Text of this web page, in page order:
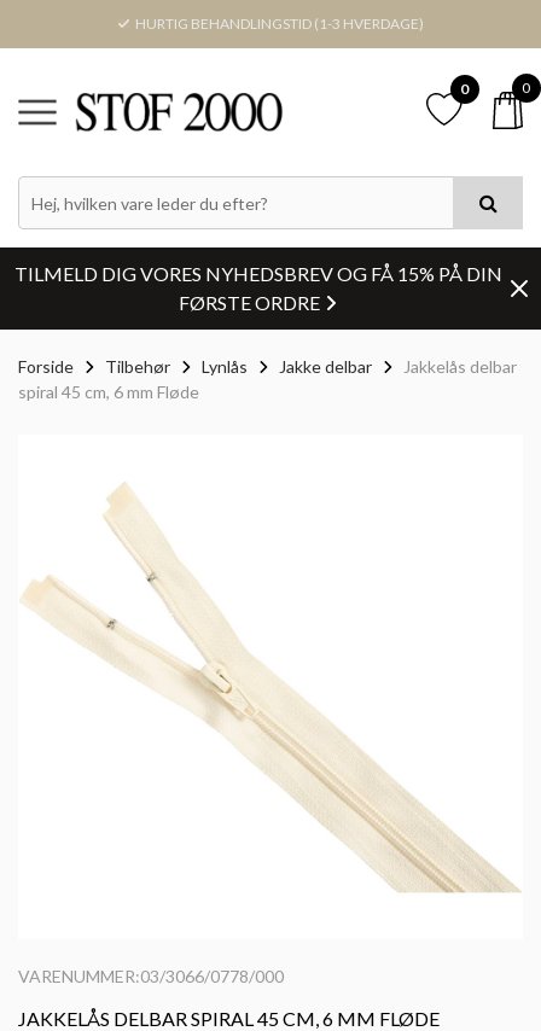
HURTIG BEHANDLINGSTID (1-3 HVERDAGE)
0 0
TILMELD DIG VORES NYHEDSBREV OG FÅ 15% PÅ DIN
FØRSTE ORDRE
Forside Tilbehør Lynlås Jakke delbar
Jakkelås delbar
spiral 45 cm, 6 mm Fløde
VARENUMMER:03/3066/0778/000
JAKKELÅS DELBAR SPIRAL 45 CM, 6 MM FLØDE